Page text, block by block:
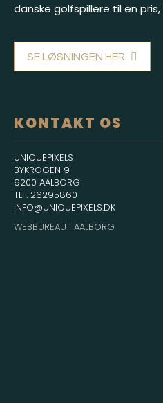
danske golfspillere til en
SE LØSNINGEN HER
KONTAKT OS
UNIQUEPIXELS
BYKROGEN 9
9200 AALBORG
TLF. 26295860
INFO@UNIQUEPIXELS.DK
WEBBUREAU I AALBORG